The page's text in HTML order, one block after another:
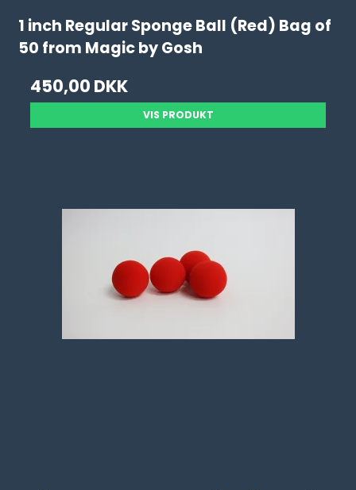
1 inch Regular Sponge Ball (Red) Bag of
50 from Magic by Gosh
450,00 DKK
VIS PRODUKT